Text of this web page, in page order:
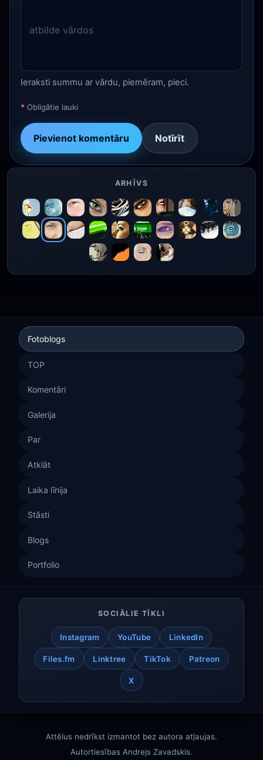
Ieraksti summu ar vārdu, piemēram, pieci.
* Obligātie lauki
Pievienot komentāru Notīrīt
ARHĪVS
Fotoblogs
TOP
Komentāri
Galerija
Par
Atklāt
Laika līnija
Stāsti
Blogs
Portfolio
SOCIĀLIE TĪKLI
Instagram YouTube LinkedIn
Files.fm Linktree TikTok Patreon
X
Attēlus nedrīkst izmantot bez autora atļaujas.
Autortiesības Andrejs Zavadskis.